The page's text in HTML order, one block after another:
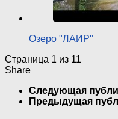
Озеро "ЛАИР"
Страница 1 из 11
Share
Следующая
Предыдущая